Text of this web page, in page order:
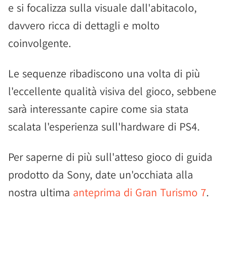
e si focalizza sulla visuale dall'abitacolo,
davvero ricca di dettagli e molto
coinvolgente.
Le sequenze ribadiscono una volta di più
l'eccellente qualità visiva del gioco, sebbene
sarà interessante capire come sia stata
scalata l'esperienza sull'hardware di PS4.
Per saperne di più sull'atteso gioco di guida
prodotto da Sony, date un'occhiata alla
nostra ultima anteprima di Gran Turismo 7.